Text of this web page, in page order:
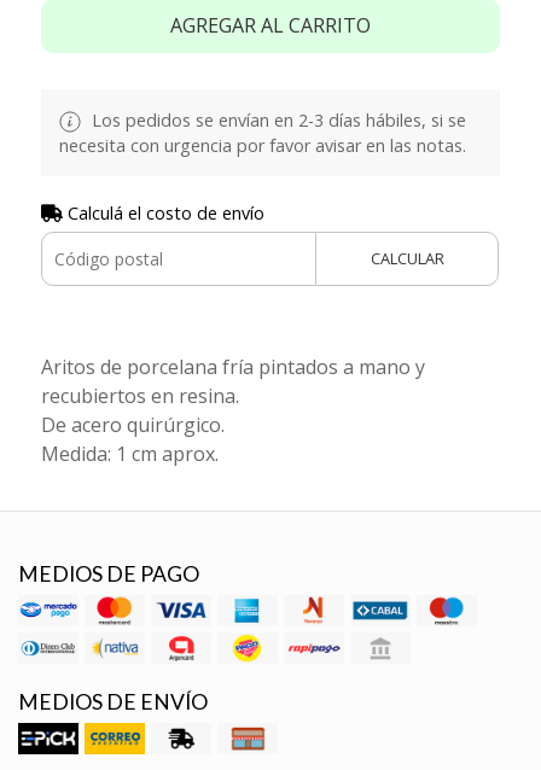
AGREGAR AL CARRITO
Los pedidos se envían en 2-3 días hábiles, si se
necesita con urgencia por favor avisar en las notas.
Calculá el costo de envío
CALCULAR
Aritos de porcelana fría pintados a mano y
recubiertos en resina.
De acero quirúrgico.
Medida: 1 cm aprox.
MEDIOS DE PAGO
MEDIOS DE ENVÍO